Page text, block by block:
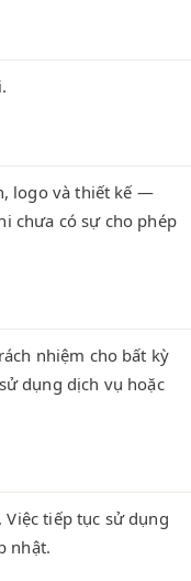
logo và thiết kế —
chưa có sự cho phép
nhiệm cho bất kỳ
dụng dịch vụ hoặc
tiếp tục sử dụng
nhật.